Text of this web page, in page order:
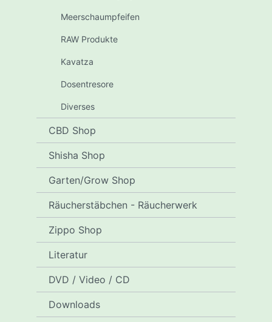
Meerschaumpfeifen
RAW Produkte
Kavatza
Dosentresore
Diverses
CBD Shop
Shisha Shop
Garten/Grow Shop
Räucherstäbchen - Räucherwerk
Zippo Shop
Literatur
DVD / Video / CD
Downloads